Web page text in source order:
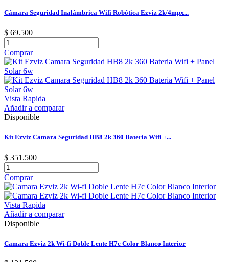
Cámara Seguridad Inalámbrica Wifi Robótica Ezviz 2k/4mpx...
$ 69.500
Comprar
Vista Rapida
Añadir a comparar
Disponible
Kit Ezviz Camara Seguridad HB8 2k 360 Bateria Wifi +...
$ 351.500
Comprar
Vista Rapida
Añadir a comparar
Disponible
Camara Ezviz 2k Wi-fi Doble Lente H7c Color Blanco Interior